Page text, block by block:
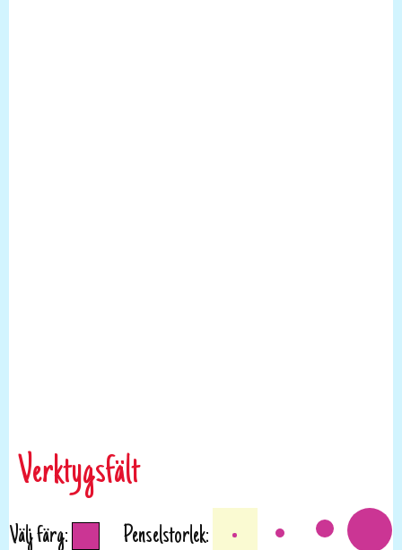
Verktygsfält
Välj färg: Penselstorlek: